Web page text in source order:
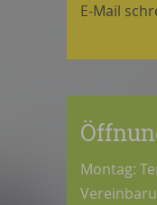
E-Mail
Montag: